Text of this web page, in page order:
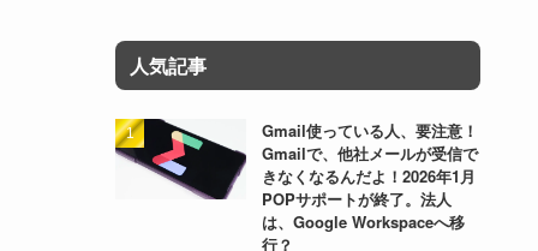
人気記事
Gmail使っている人、要注意！
Gmailで、他社メールが受信で
きなくなるんだよ！2026年1月
POPサポートが終了。法人
は、Google Workspaceへ移
行？